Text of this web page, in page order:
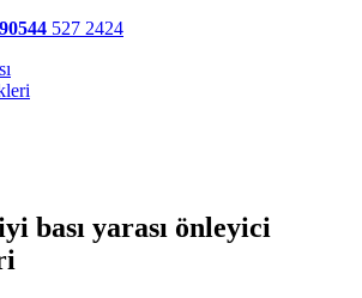
90544 527 2424
bası yarası önleyici